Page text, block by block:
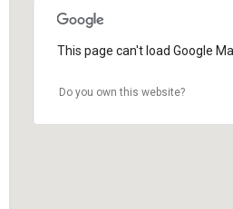
This page can't load Google
Do you own this website?